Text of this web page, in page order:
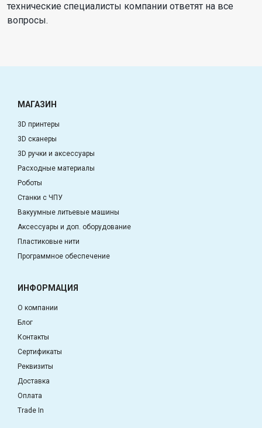
технические специалисты компании ответят на все
вопросы.
МАГАЗИН
3D принтеры
3D сканеры
3D ручки и аксессуары
Расходные материалы
Роботы
Станки с ЧПУ
Вакуумные литьевые машины
Аксессуары и доп. оборудование
Пластиковые нити
Программное обеспечение
ИНФОРМАЦИЯ
О компании
Блог
Контакты
Сертификаты
Реквизиты
Доставка
Оплата
Trade In